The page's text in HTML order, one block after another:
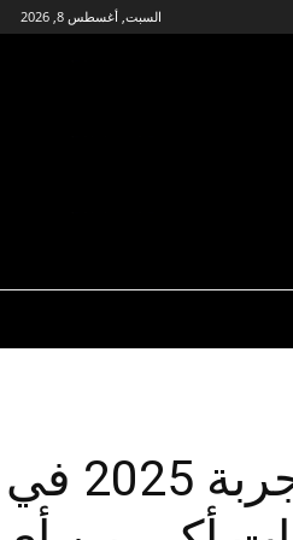
السبت, أغسطس 8, 2026
نصف ماراطون أوليس جربة 2025 في